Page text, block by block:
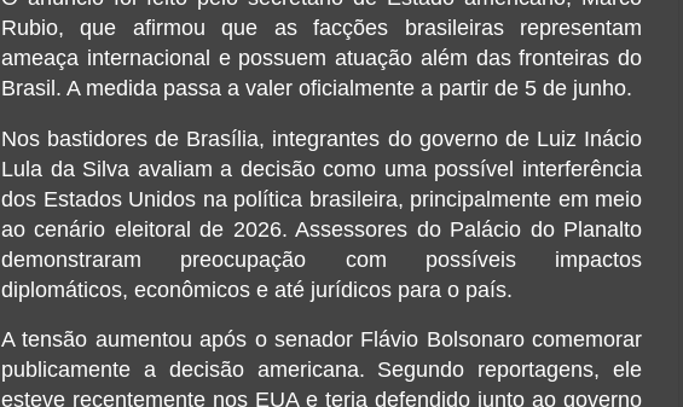
Rubio, que afirmou que as facções brasileiras representam
ameaça internacional e possuem atuação além das fronteiras do
Brasil. A medida passa a valer oficialmente a partir de 5 de junho.
Nos bastidores de Brasília, integrantes do governo de Luiz Inácio
Lula da Silva avaliam a decisão como uma possível interferência
dos Estados Unidos na política brasileira, principalmente em meio
ao cenário eleitoral de 2026. Assessores do Palácio do Planalto
demonstraram preocupação com possíveis impactos
diplomáticos, econômicos e até jurídicos para o país.
A tensão aumentou após o senador Flávio Bolsonarocomemorar
publicamente a decisão americana. Segundo reportagens, ele
esteve recentemente nos EUA e teria defendido junto ao governo